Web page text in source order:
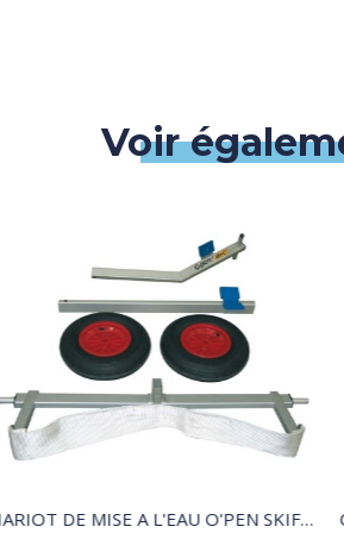
Voir
QUICK VIEW
CHARIOT DE MISE A L'EAU O'PEN SKIFF PRACTIC